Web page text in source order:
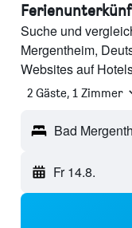
Suche und
Mergentheim,
Websites auf
2 Gäste, 1 Zimmer
Bad
Fr 14.8.